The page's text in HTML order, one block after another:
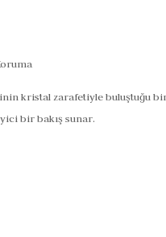
kristal zarafetiyle buluştuğu
bir bakış sunar.